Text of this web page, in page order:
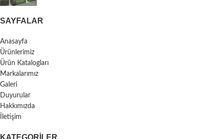
SAYFALAR
Anasayfa
Ürünlerimiz
Ürün Katalogları
Markalarımız
Galeri
Duyurular
Hakkımızda
İletişim
KATEGORILER